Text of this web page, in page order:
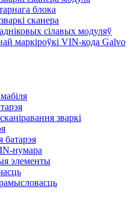
блока
сканера
сілавых модуляў
маркіроўкі VIN-кода Galvo
зваркі
нумара
элементы